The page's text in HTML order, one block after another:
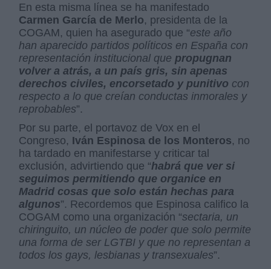
En esta misma línea se ha manifestado
Carmen García de Merlo, presidenta de la
COGAM, quien ha asegurado que “este año
han aparecido partidos políticos en España con
representación institucional que propugnan
volver a atrás, a un país gris, sin apenas
derechos civiles, encorsetado y punitivo con
respecto a lo que creían conductas inmorales y
reprobables”.
Por su parte, el portavoz de Vox en el
Congreso, Iván Espinosa de los Monteros, no
ha tardado en manifestarse y criticar tal
exclusión, advirtiendo que “habrá que ver si
seguimos permitiendo que organice en
Madrid cosas que solo están hechas para
algunos”. Recordemos que Espinosa califico la
COGAM como una organización “sectaria, un
chiringuito, un núcleo de poder que solo permite
una forma de ser LGTBI y que no representan a
todos los gays, lesbianas y transexuales”.